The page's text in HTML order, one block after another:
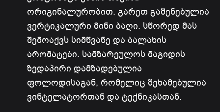
ორიგინალურობით. გარეთ გაშენებულია
ვერტიკალური მინი ბაღი. სწორედ მას
შემოაქვს სიმწვანე და ბალახის
არომატები. სამზარეულოს მაგიდის
ზედაპირი დამზადებულია
ფოლოდისაგან, რომელიც შეხამებულია
ვინტელატორთან და ტექნიკასთან.